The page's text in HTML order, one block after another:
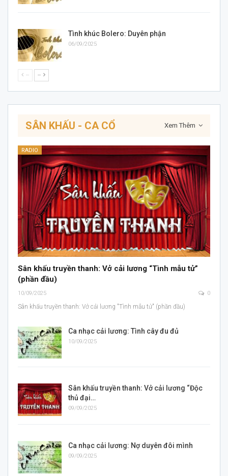
Tình khúc Bolero: Duyên phận
06/09/2025
-- --
Xem Thêm
SÂN KHẤU - CA CỔ
RADIO
Sân khấu truyền thanh: Vở cải lương “Tình mẫu tử”
(phần đầu)
10/09/2025 0
Sân khấu truyền thanh: Vở cải lương "Tình mẫu tử" (phần đầu)
Ca nhạc cải lương: Tình cây đu đủ
10/09/2025
Sân khấu truyền thanh: Vở cải lương “Độc
thủ đại…
09/09/2025
Ca nhạc cải lương: Nợ duyên đôi mình
09/09/2025